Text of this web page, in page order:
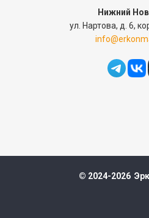
Нижний
ул. Нартова, д. 6,
© 2024-2026